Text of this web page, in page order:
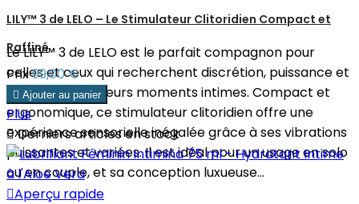
LILY™ 3 de LELO – Le Stimulateur Clitoridien Compact et
Raffiné
Le LILY™ 3 de LELO est le parfait compagnon pour
celles et ceux qui recherchent discrétion, puissance et
élégance dans leurs moments intimes. Compact et
ergonomique, ce stimulateur clitoridien offre une
expérience sensorielle inégalée grâce à ses vibrations
puissantes et variées. Il est idéal pour un usage en solo
ou en couple, et sa conception luxueuse...
Prix99,00 €
 Ajouter au panier
Plus
Derniers articles en stock
Aperçu rapide